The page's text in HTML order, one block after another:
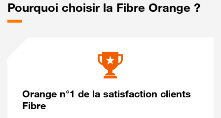
Pourquoi choisir la Fibre Orange ?
Orange n°1 de la satisfaction clients
Fibre